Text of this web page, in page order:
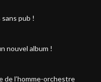
pub !
nouvel album !
de l’homme-orchestre